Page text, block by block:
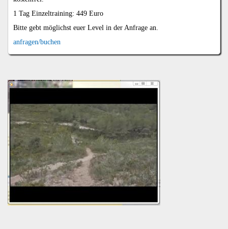
1 Tag Einzeltraining: 449 Euro
Bitte gebt möglichst euer Level in der Anfrage an.
anfragen/buchen